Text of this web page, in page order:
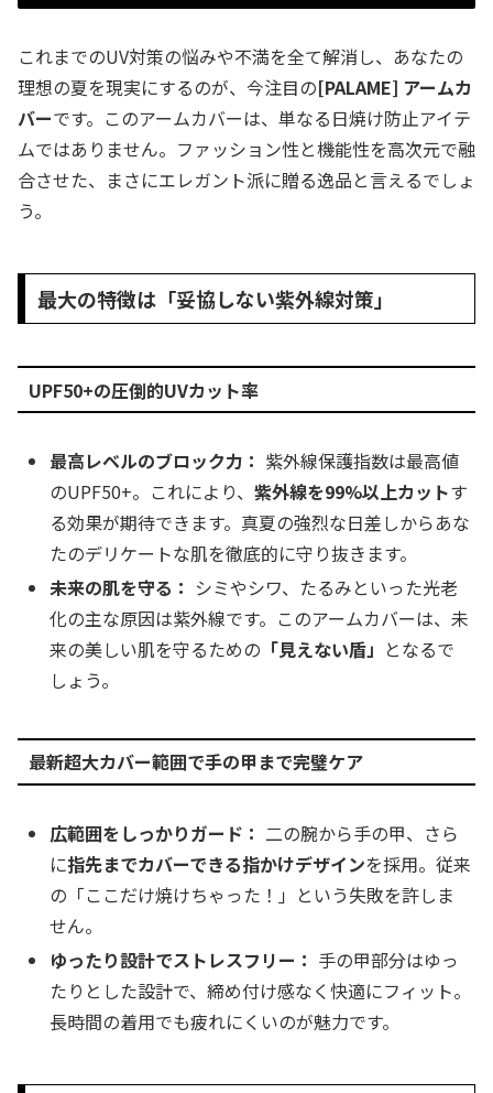
これまでのUV対策の悩みや不満を全て解消し、あなたの
理想の夏を現実にするのが、今注目の[PALAME] アームカ
バーです。このアームカバーは、単なる日焼け防止アイテ
ムではありません。ファッション性と機能性を高次元で融
合させた、まさにエレガント派に贈る逸品と言えるでしょ
う。
最大の特徴は「妥協しない紫外線対策」
UPF50+の圧倒的UVカット率
最高レベルのブロック力： 紫外線保護指数は最高値
のUPF50+。これにより、紫外線を99%以上カットす
る効果が期待できます。真夏の強烈な日差しからあな
たのデリケートな肌を徹底的に守り抜きます。
未来の肌を守る： シミやシワ、たるみといった光老
化の主な原因は紫外線です。このアームカバーは、未
来の美しい肌を守るための 「見えない盾」 となるで
しょう。
最新超大カバー範囲で手の甲まで完璧ケア
広範囲をしっかりガード： 二の腕から手の甲、さら
に指先までカバーできる指かけデザインを採用。従来
の「ここだけ焼けちゃった！」という失敗を許しま
せん。
ゆったり設計でストレスフリー： 手の甲部分はゆっ
たりとした設計で、締め付け感なく快適にフィット。
長時間の着用でも疲れにくいのが魅力です。